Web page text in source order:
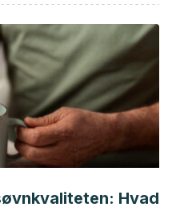
Hvad